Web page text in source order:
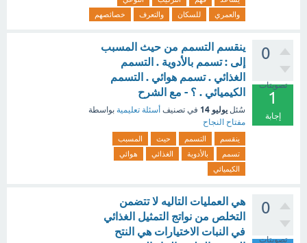
والعمري
للسكان والتعرف خصائصهم
0
تصويتات
1
إجابة
ينقسم التسمم من حيث المسبب
إلى : تسمم بالأدوية . التسمم
الغذائي . تسمم هوائي . التسمم
الكيميائي . ؟ - مع الشرح
سُئل يوليو 14 في تصنيف أسئلة تعليمية بواسطة
مفتاح النجاح
ينقسم التسمم حيث
المسبب
تسمم
بالأدوية الغذائي
هوائي
الكيميائي
0
تصويتات
هي العمليات التاليه لا تتضمن
التخلص من نواتج التمثيل الغذائي
في النبات الاختيارات هي النتح